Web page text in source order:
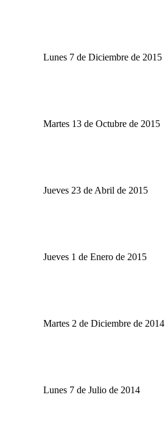
Lunes 7 de Diciembre de 2015
Martes 13 de Octubre de 2015
Jueves 23 de Abril de 2015
Jueves 1 de Enero de 2015
Martes 2 de Diciembre de 2014
Lunes 7 de Julio de 2014